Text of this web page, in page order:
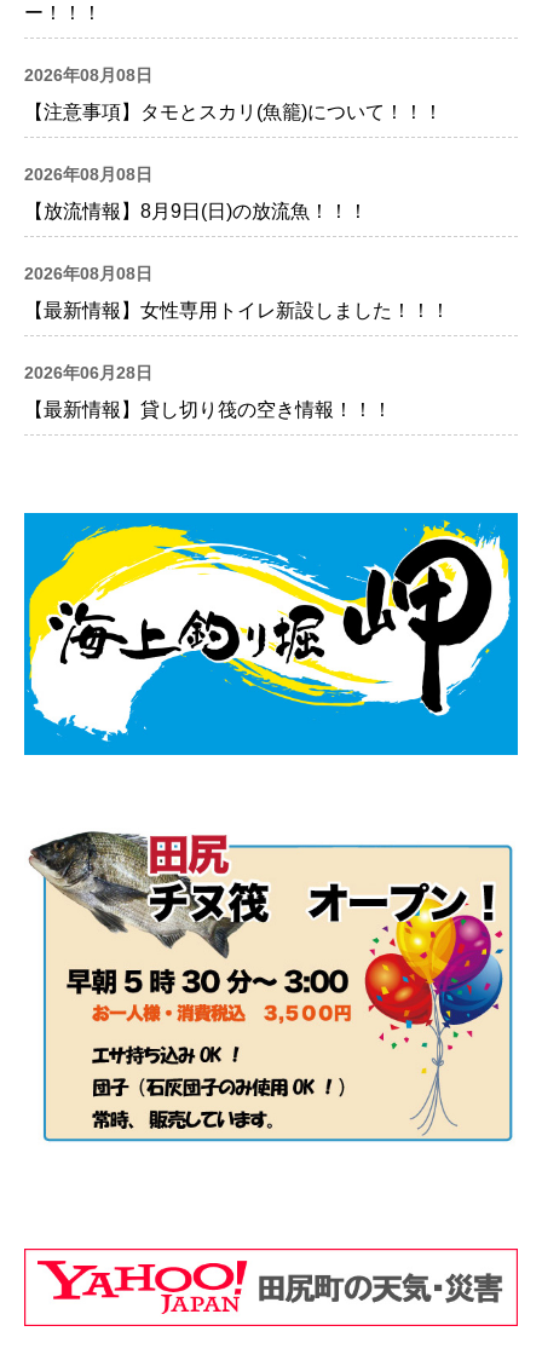
ー！！！
2026年08月08日
【注意事項】タモとスカリ(魚籠)について！！！
2026年08月08日
【放流情報】8月9日(日)の放流魚！！！
2026年08月08日
【最新情報】女性専用トイレ新設しました！！！
2026年06月28日
【最新情報】貸し切り筏の空き情報！！！